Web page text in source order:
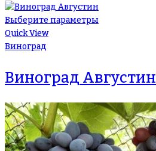
Выберите параметры
Quick View
Виноград
Виноград Августин